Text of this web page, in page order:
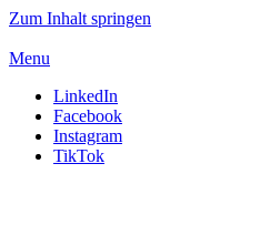
Zum Inhalt springen
Menu
LinkedIn
Facebook
Instagram
TikTok